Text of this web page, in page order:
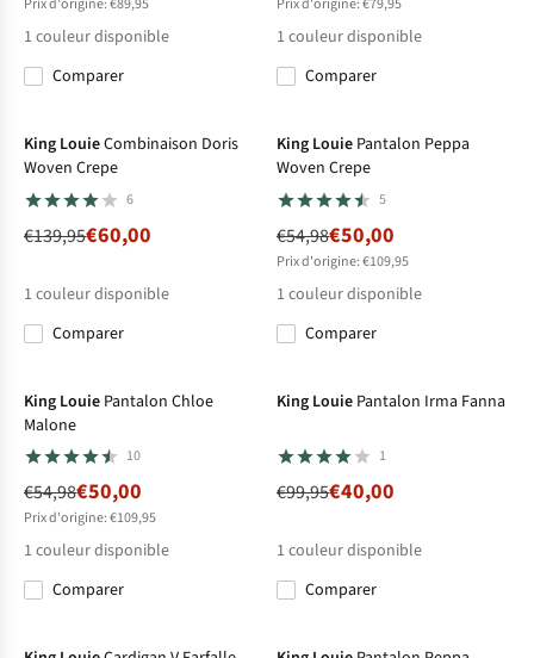
Prix d'origine: €89,95
1 couleur disponible
Comparer
Prix d'origine: €79,95
1 couleur disponible
Comparer
King LouieCombinaison Doris
Woven Crepe
6
€139,95€60,00
1 couleur disponible
Comparer
King Louie Pantalon Peppa
Woven Crepe
5
€54,98€50,00
Prix d'origine: €109,95
1 couleur disponible
Comparer
King Louie Pantalon Chloe
Malone
10
€54,98€50,00
Prix d'origine: €109,95
1 couleur disponible
Comparer
King Louie Pantalon Irma Fanna
1
€99,95€40,00
1 couleur disponible
Comparer